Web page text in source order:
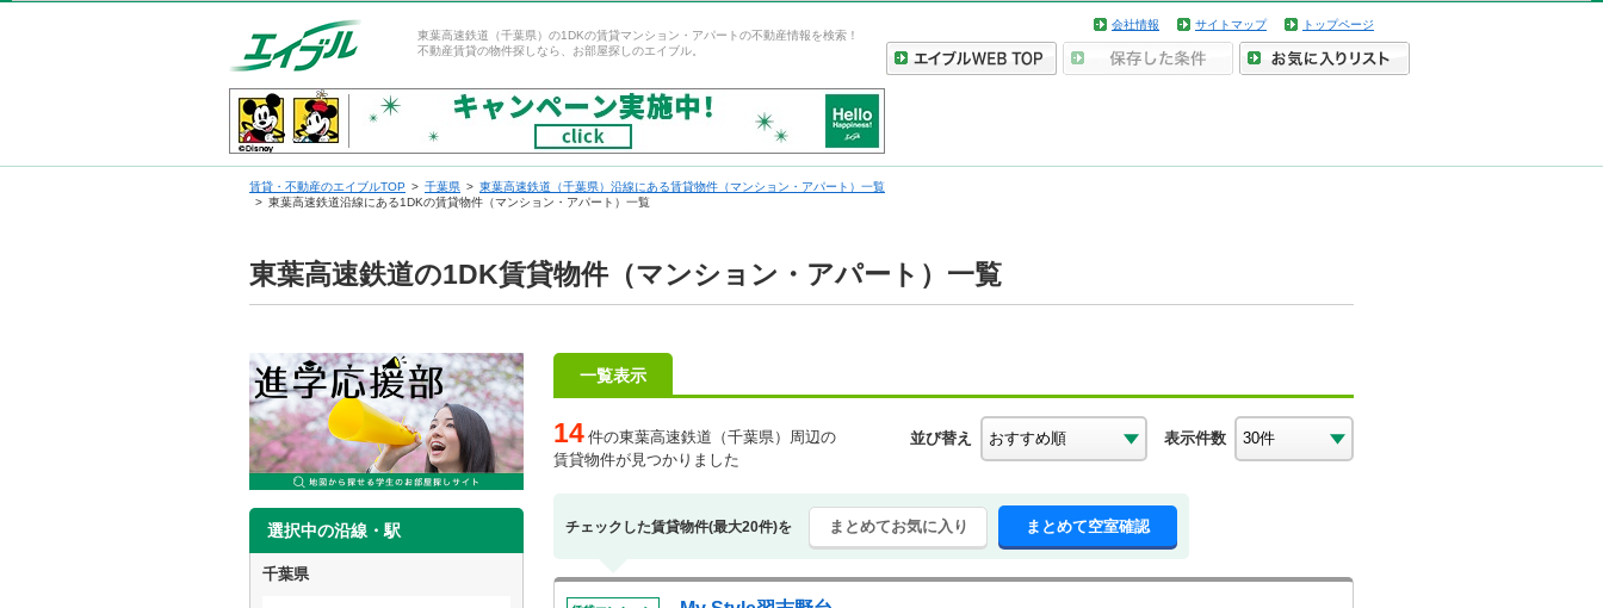
東葉高速鉄道（千葉県）の1DKの賃貸マンション・アパートの不動産情報を検索！
不動産賃貸の物件探しなら、お部屋探しのエイブル。
会社情報 サイトマップ トップページ
賃貸・不動産のエイブルTOP 千葉県
東葉高速鉄道（千葉県）沿線にある賃貸物件（マンション・アパート）一覧
東葉高速鉄道沿線にある1DKの賃貸物件（マンション・アパート）一覧
東葉高速鉄道の1DK賃貸物件（マンション・アパート）一覧
選択中の沿線・駅
千葉県
一覧表示
14 件の東葉高速鉄道（千葉県）周辺の
賃貸物件が見つかりました
並び替え 表示件数
チェックした賃貸物件(最大20件)を まとめてお気に入り まとめて空室確認